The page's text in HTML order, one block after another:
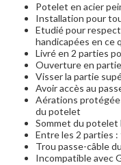
Potelet en acier
Installation pour
Etudié pour
handicapées en ce
Livré en 2 parties
Ouverture en
Visser la partie
Avoir accès au
Aérations
du potelet
Sommet du potelet
Entre les 2 parties
Trou passe-câble
Incompatible avec